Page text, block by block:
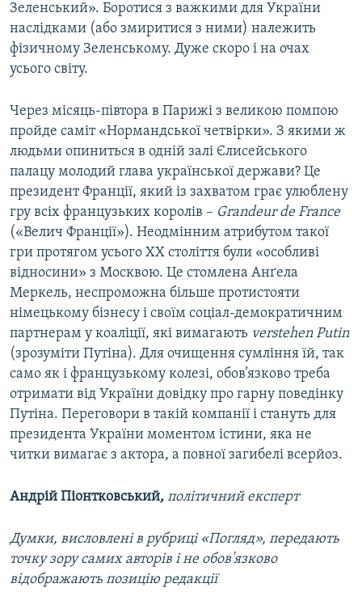
Зеленський». Боротися з важкими для України
наслідками (або змиритися з ними) належить
фізичному Зеленському. Дуже скоро і на очах
усього світу.
Через місяць-півтора в Парижі з великою помпою
пройде саміт «Нормандської четвірки». З якими ж
людьми опиниться в одній залі Єлисейського
палацу молодий глава української держави? Це
президент Франції, який із захватом грає улюблену
гру всіх французьких королів – Grandeur de France
(«Велич Франції»). Неодмінним атрибутом такої
гри протягом усього XX століття були «особливі
відносини» з Москвою. Це стомлена Анґела
Меркель, неспроможна більше протистояти
німецькому бізнесу і своїм соціал-демократичним
партнерам у коаліції, які вимагають verstehen Putin
(зрозуміти Путіна). Для очищення сумління їй, так
само як і французькому колезі, обов’язково треба
отримати від України довідку про гарну поведінку
Путіна. Переговори в такій компанії і стануть для
президента України моментом істини, яка не
читки вимагає з актора, а повної загибелі всерйоз.
Андрій Піонтковський, політичний експерт
Думки, висловлені в рубриці «Погляд», передають
точку зору самих авторів і не обов'язково
відображають позицію редакції